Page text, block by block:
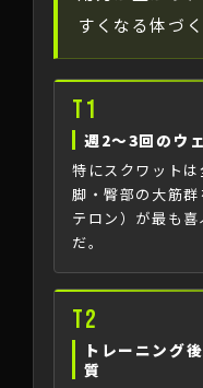
すくなる体づ
T1
週2〜3回のウ
特にスクワット
脚・臀部の大筋
テロン）が最も
だ。
T2
トレーニング
質